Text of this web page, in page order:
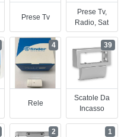
Prese Tv
Prese Tv,
Radio, Sat
Rele
4
Scatole Da
Incasso
39
2 1